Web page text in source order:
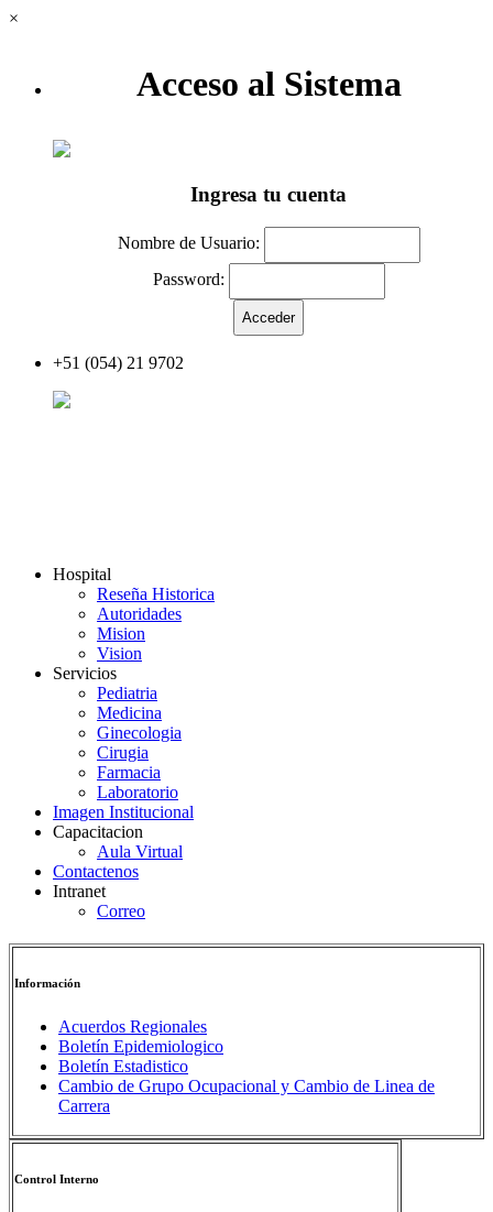
×
Acceso al Sistema
Ingresa tu cuenta
Nombre de Usuario:
Password:
+51 (054) 21 9702
Hospital
Reseña Historica
Autoridades
Mision
Vision
Servicios
Pediatria
Medicina
Ginecologia
Cirugia
Farmacia
Laboratorio
Imagen Institucional
Capacitacion
Aula Virtual
Contactenos
Intranet
Correo
Información
Acuerdos Regionales
Boletín Epidemiologico
Boletín Estadistico
Cambio de Grupo Ocupacional y Cambio de Linea de
Carrera
Control Interno